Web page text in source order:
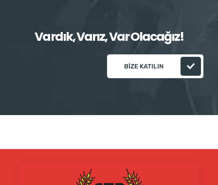
Vardık, Varız, Var Olacağız!
BIZE KATILIN